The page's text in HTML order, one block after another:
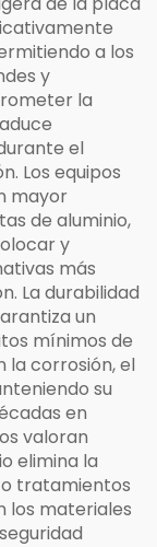
a los
y
la
el
Los equipos
mayor
de aluminio,
y
más
La durabilidad
un
mínimos de
la corrosión, el
su
en
valoran
elimina la
tratamientos
los materiales